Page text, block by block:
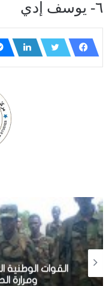
٦- يوسف إدي
القوات الوطنية
ومرارة